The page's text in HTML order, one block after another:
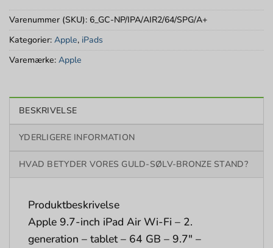
Varenummer (SKU): 6_GC-NP/IPA/AIR2/64/SPG/A+
Kategorier: Apple, iPads
Varemærke: Apple
BESKRIVELSE
YDERLIGERE INFORMATION
HVAD BETYDER VORES GULD-SØLV-BRONZE STAND?
Produktbeskrivelse
Apple 9.7-inch iPad Air Wi-Fi – 2.
generation – tablet – 64 GB – 9.7″ –